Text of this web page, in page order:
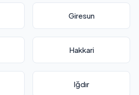
Giresun
Hakkari
Iğdır